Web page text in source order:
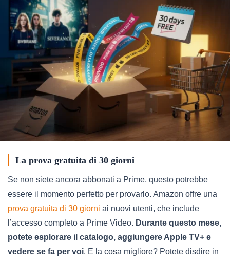
La prova gratuita di 30 giorni
Se non siete ancora abbonati a Prime, questo potrebbe
essere il momento perfetto per provarlo. Amazon offre una
prova gratuita di 30 giorni ai nuovi utenti, che include
l’accesso completo a Prime Video. Durante questo mese,
potete esplorare il catalogo, aggiungere Apple TV+ e
vedere se fa per voi. E la cosa migliore? Potete disdire in